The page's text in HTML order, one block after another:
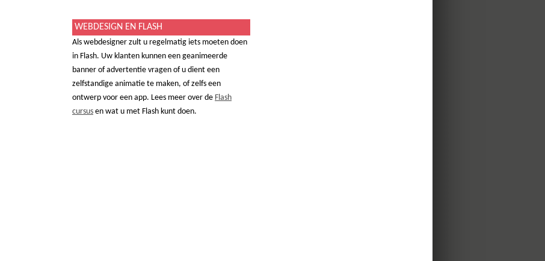
WEBDESIGN EN FLASH
Als webdesigner zult u regelmatig iets moeten doen
in Flash. Uw klanten kunnen een geanimeerde
banner of advertentie vragen of u dient een
zelfstandige animatie te maken, of zelfs een
ontwerp voor een app. Lees meer over de Flash
cursus en wat u met Flash kunt doen.